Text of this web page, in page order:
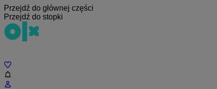
Przejdź do głównej części
Przejdź do stopki